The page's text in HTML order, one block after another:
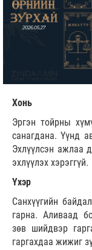
Хонь
Эргэн тойрны
санагдана. Үүнд
Эхлүүлсэн ажлаа
эхлүүлэх хэрэггүй.
Үхэр
Санхүүгийн
гарна. Аливаад
зөв шийдвэр
гаргахдаа жижиг